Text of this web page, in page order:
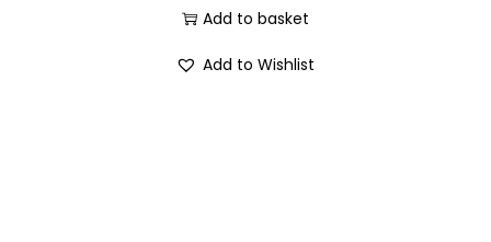
Add to basket
Add to Wishlist